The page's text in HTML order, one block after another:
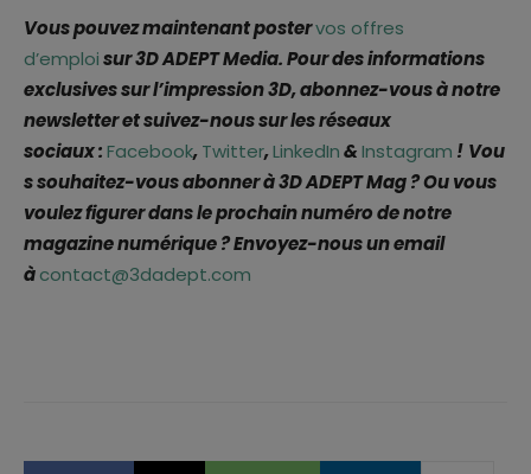
Vous pouvez maintenant postervos offres
d’emploisur 3D ADEPT Media. Pour des informations
exclusives sur l’impression 3D, abonnez-vous à notre
newsletter et suivez-nous sur les réseaux
sociaux :Facebook,Twitter,LinkedIn&Instagram ! Vou
s souhaitez-vous abonner à 3D ADEPT Mag ? Ou vous
voulez figurer dans le prochain numéro de notre
magazine numérique ? Envoyez-nous un email
àcontact@3dadept.com